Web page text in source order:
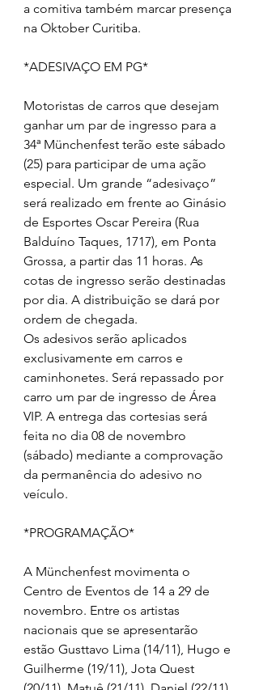
a comitiva também marcar presença
na Oktober Curitiba.
*ADESIVAÇO EM PG*
Motoristas de carros que desejam
ganhar um par de ingresso para a
34ª Münchenfest terão este sábado
(25) para participar de uma ação
especial. Um grande “adesivaço”
será realizado em frente ao Ginásio
de Esportes Oscar Pereira (Rua
Balduíno Taques, 1717), em Ponta
Grossa, a partir das 11 horas. As
cotas de ingresso serão destinadas
por dia. A distribuição se dará por
ordem de chegada.
Os adesivos serão aplicados
exclusivamente em carros e
caminhonetes. Será repassado por
carro um par de ingresso de Área
VIP. A entrega das cortesias será
feita no dia 08 de novembro
(sábado) mediante a comprovação
da permanência do adesivo no
veículo.
*PROGRAMAÇÃO*
A Münchenfest movimenta o
Centro de Eventos de 14 a 29 de
novembro. Entre os artistas
nacionais que se apresentarão
estão Gusttavo Lima (14/11), Hugo e
Guilherme (19/11), Jota Quest